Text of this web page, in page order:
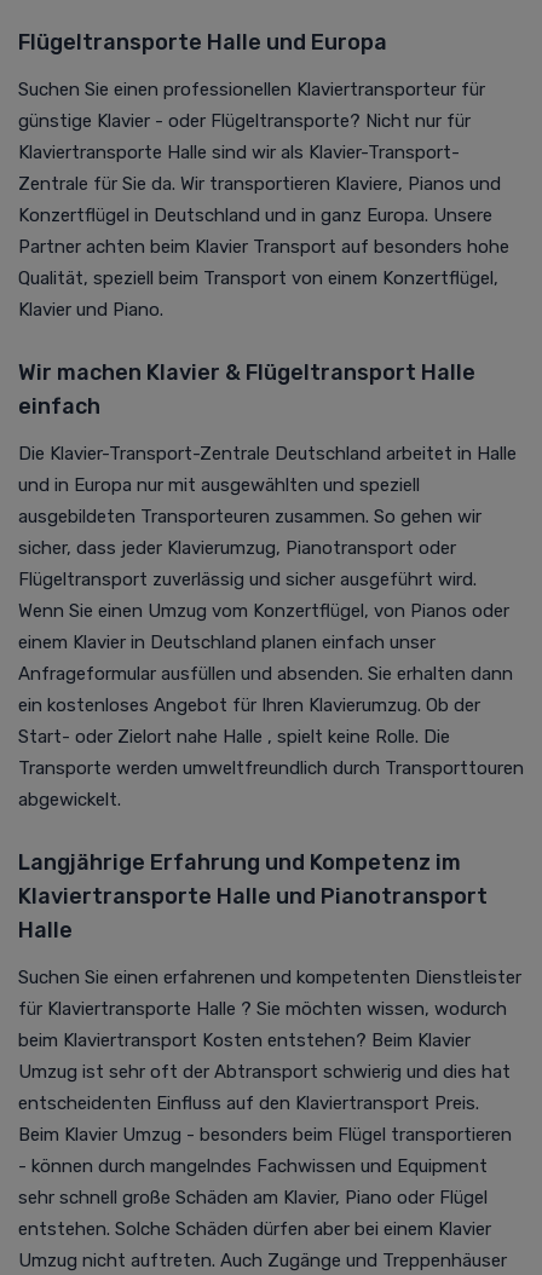
Flügeltransporte Halle und Europa
Suchen Sie einen professionellen Klaviertransporteur für
günstige Klavier - oder Flügeltransporte? Nicht nur für
Klaviertransporte Halle sind wir als Klavier-Transport-
Zentrale für Sie da. Wir transportieren Klaviere, Pianos und
Konzertflügel in Deutschland und in ganz Europa. Unsere
Partner achten beim Klavier Transport auf besonders hohe
Qualität, speziell beim Transport von einem Konzertflügel,
Klavier und Piano.
Wir machen Klavier & Flügeltransport Halle
einfach
Die Klavier-Transport-Zentrale Deutschland arbeitet in Halle
und in Europa nur mit ausgewählten und speziell
ausgebildeten Transporteuren zusammen. So gehen wir
sicher, dass jeder Klavierumzug, Pianotransport oder
Flügeltransport zuverlässig und sicher ausgeführt wird.
Wenn Sie einen Umzug vom Konzertflügel, von Pianos oder
einem Klavier in Deutschland planen einfach unser
Anfrageformular ausfüllen und absenden. Sie erhalten dann
ein kostenloses Angebot für Ihren Klavierumzug. Ob der
Start- oder Zielort nahe Halle , spielt keine Rolle. Die
Transporte werden umweltfreundlich durch Transporttouren
abgewickelt.
Langjährige Erfahrung und Kompetenz im
Klaviertransporte Halle und Pianotransport
Halle
Suchen Sie einen erfahrenen und kompetenten Dienstleister
für Klaviertransporte Halle ? Sie möchten wissen, wodurch
beim Klaviertransport Kosten entstehen? Beim Klavier
Umzug ist sehr oft der Abtransport schwierig und dies hat
entscheidenten Einfluss auf den Klaviertransport Preis.
Beim Klavier Umzug - besonders beim Flügel transportieren
- können durch mangelndes Fachwissen und Equipment
sehr schnell große Schäden am Klavier, Piano oder Flügel
entstehen. Solche Schäden dürfen aber bei einem Klavier
Umzug nicht auftreten. Auch Zugänge und Treppenhäuser